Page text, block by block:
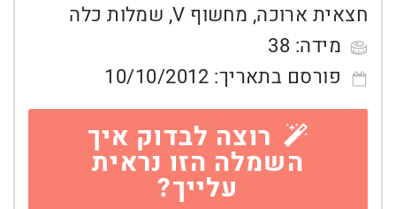
חצאית ארוכה, מחשוף V , שמלות כלה
מידה: 38
פורסם בתאריך: 10/10/2012
רוצה לבדוק איך
השמלה הזו נראית
עלייך?